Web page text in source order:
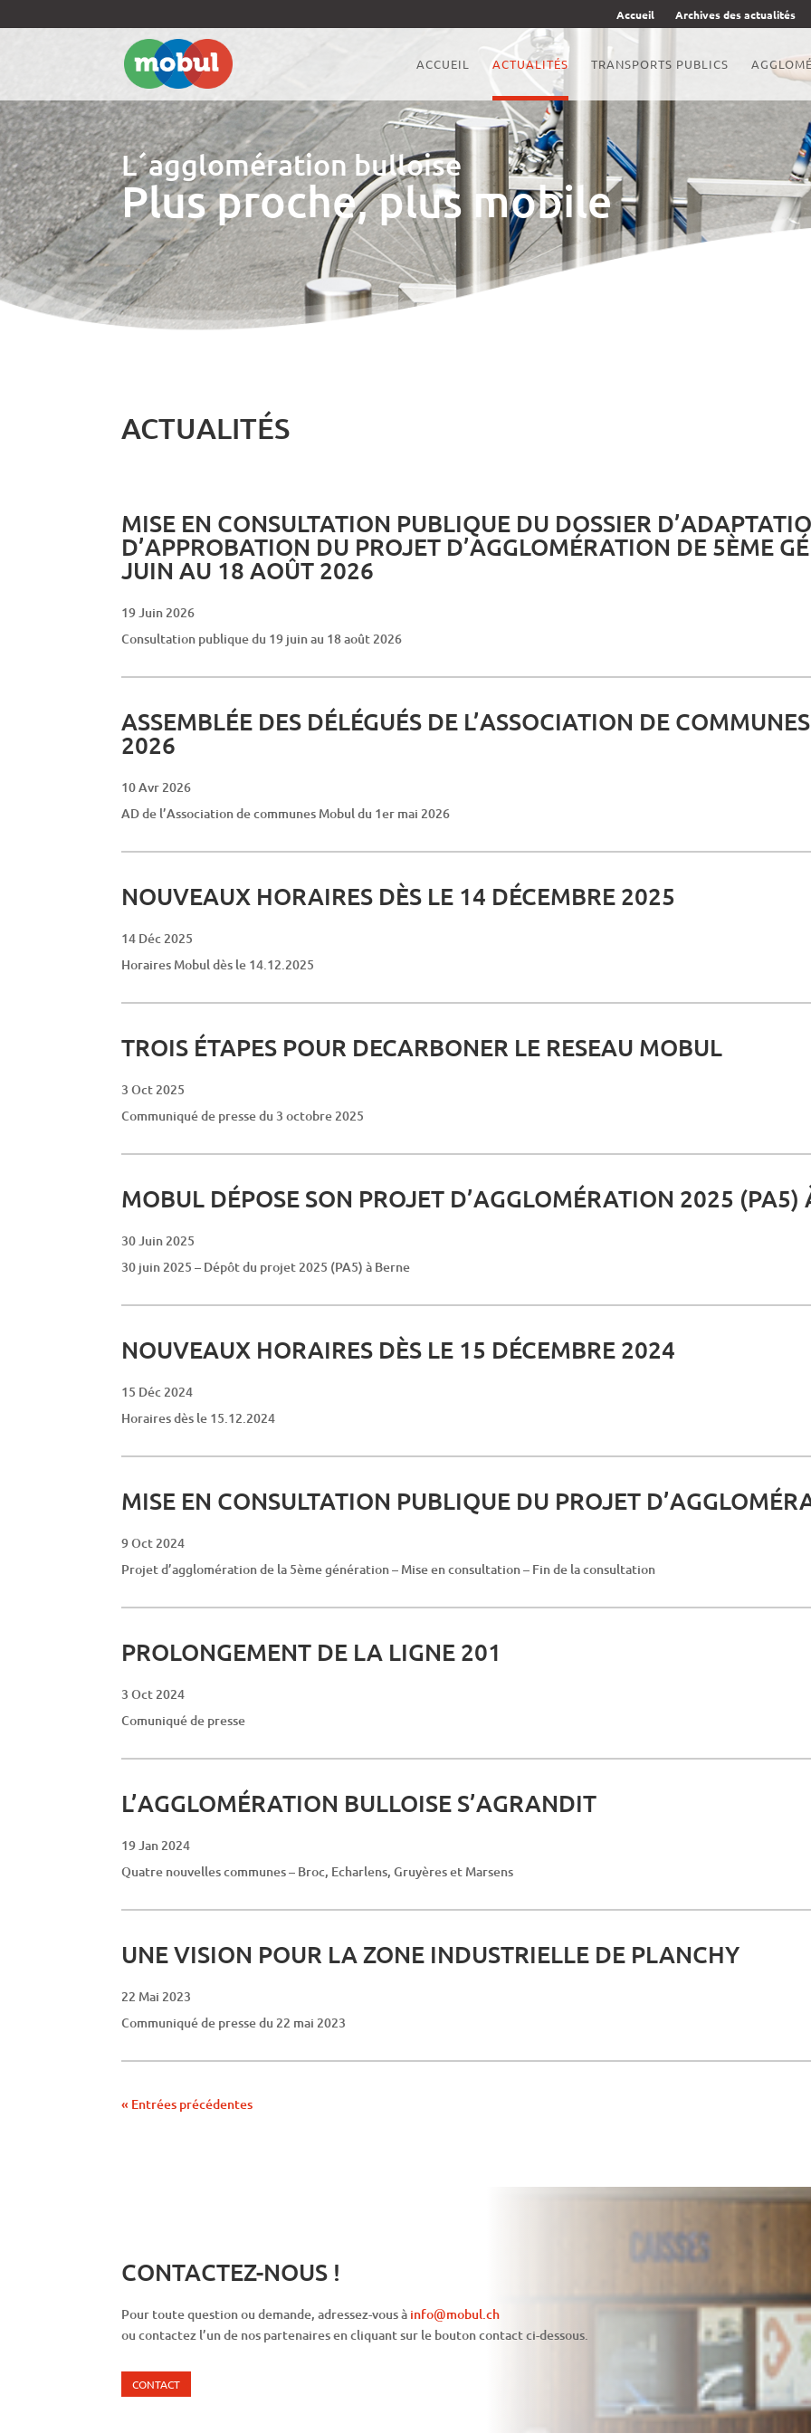
Accueil Archives des actualités
ACCUEIL ACTUALITÉS TRANSPORTS PUBLICS
L´agglomération bulloise
Plus proche, plus mobile
ACTUALITÉS
MISE EN CONSULTATION PUBLIQUE DU DOSSIER
D’APPROBATION DU PROJET D’AGGLOMÉRATION DE 5ÈME
JUIN AU 18 AOÛT 2026
19 Juin 2026
Consultation publique du 19 juin au 18 août 2026
ASSEMBLÉE DES DÉLÉGUÉS DE L’ASSOCIATION DE
2026
10 Avr 2026
AD de l’Association de communes Mobul du 1er mai 2026
NOUVEAUX HORAIRES DÈS LE 14 DÉCEMBRE 2025
14 Déc 2025
Horaires Mobul dès le 14.12.2025
TROIS ÉTAPES POUR DECARBONER LE RESEAU MOBUL
3 Oct 2025
Communiqué de presse du 3 octobre 2025
MOBUL DÉPOSE SON PROJET D’AGGLOMÉRATION 2025 (PA5)
30 Juin 2025
30 juin 2025 – Dépôt du projet 2025 (PA5) à Berne
NOUVEAUX HORAIRES DÈS LE 15 DÉCEMBRE 2024
15 Déc 2024
Horaires dès le 15.12.2024
MISE EN CONSULTATION PUBLIQUE DU PROJET
9 Oct 2024
Projet d’agglomération de la 5ème génération – Mise en consultation – Fin de la consultation
PROLONGEMENT DE LA LIGNE 201
3 Oct 2024
Comuniqué de presse
L’AGGLOMÉRATION BULLOISE S’AGRANDIT
19 Jan 2024
Quatre nouvelles communes – Broc, Echarlens, Gruyères et Marsens
UNE VISION POUR LA ZONE INDUSTRIELLE DE PLANCHY
22 Mai 2023
Communiqué de presse du 22 mai 2023
« Entrées précédentes
CONTACTEZ-NOUS !
Pour toute question ou demande, adressez-vous à info@mobul.ch
ou contactez l’un de nos partenaires en cliquant sur le bouton contact ci-dessous.
CONTACT